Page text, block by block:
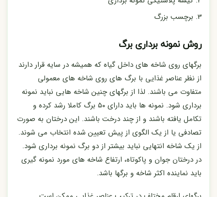
برچسب بزرگ
روش نمونه برداری برگ
برگهای روی شاخه های داخل گیاه که همیشه در سایه قرار دارند
از نظر عناصر غذایی با برگ های روی شاخه های معمولی
متفاوت می باشند. لذا از برگهای چنین شاخه هایی نباید نمونه
برداری شود. نمونه ها باید دارای ۵۰ برگ کاملا رشد کرده و
تکامل یافته باشند و از چند درخت باشند. این درختان به صورت
تصادفی یا از یک الگوی از پیش تعیین شده انتخاب می شوند.
از یک شاخه انتهایی نباید بیشتر از دو برگ نمونه برداری شود.
در درختان جوان و پاکوتاه، ارتفاع شاخه های مورد نمونه گیری
باید نماینده اکثر شاخه و برگها باشد.